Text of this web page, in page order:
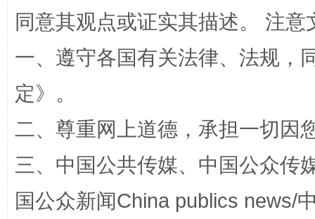
阿坝州三大球赛在茂县开幕 规模
国家大学科技园优化重塑工作
同意其观点或证实其描述。 注
一、遵守各国有关法律、法规，
定》。
二、尊重网上道德，承担一切因
三、中国公共传媒、中国公众传
国公众新闻China publics news/